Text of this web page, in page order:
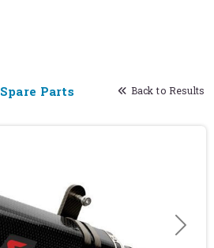
Spare Parts Back to Results
Next